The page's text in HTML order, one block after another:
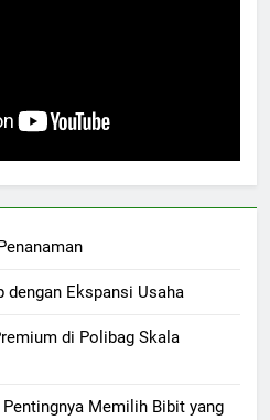
dengan Ekspansi Usaha
di Polibag Skala
Memilih Bibit yang